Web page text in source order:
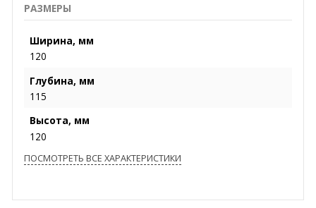
РАЗМЕРЫ
Ширина, мм
120
Глубина, мм
115
Высота, мм
120
ПОСМОТРЕТЬ ВСЕ ХАРАКТЕРИСТИКИ